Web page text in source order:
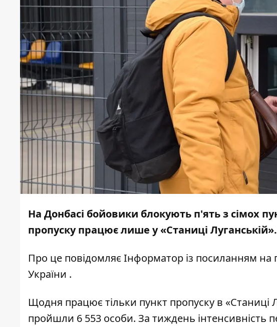
На Донбасі бойовики блокують п'ять з сімох
пропуску працює лише у «Станиці Луганській».
Про це повідомляє Інформатор із посиланням на
України .
Щодня працює тільки пункт пропуску в «Станиці
пройшли 6 553 особи. За тиждень інтенсивність